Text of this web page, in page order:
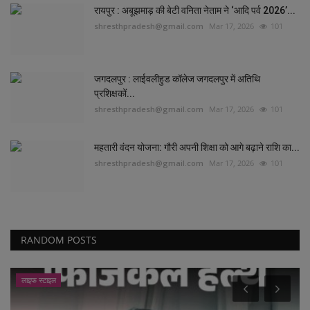
रायपुर : अबूझमाड़ की बेटी वनिता नेताम ने ‘आदि पर्व 2026’...
shresthpradesh@gmail.com Mar 17, 2026 101
जगदलपुर : लाईवलीहुड कॉलेज जगदलपुर में अतिथि
प्रशिक्षकों...
shresthpradesh@gmail.com Mar 17, 2026 101
महतारी वंदन योजना: गौरी अपनी शिक्षा को आगे बढ़ाने राशि का...
shresthpradesh@gmail.com Mar 17, 2026 101
RANDOM POSTS
लाइफ स्टाइल